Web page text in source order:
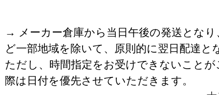
→ メーカー倉庫から当日午後の発送となり
ど一部地域を除いて、原則的に翌日配達と
ただし、時間指定をお受けできないこと
際は日付を優先させていただきます。